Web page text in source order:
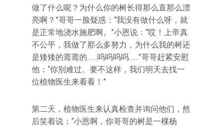
做了什么呢？为什么你的树长得那么直那么漂
亮啊？”哥哥一脸疑惑：“我没有做什么呀，就
是正常地浇水施肥啊。”小恩说：“哎！上帝真
不公平，我做了那么多努力，为什么我的树还
是矮矮的蔫蔫的……呜呜呜呜……”哥哥赶紧安慰
他：“你别难过。要不这样，我们明天去找一
位植物医生来看看！”
第二天，植物医生来认真检查并询问他们，然
后笑着说：“小恩啊，你哥哥的树是一棵杨